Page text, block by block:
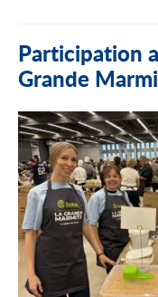
Participation
Grande